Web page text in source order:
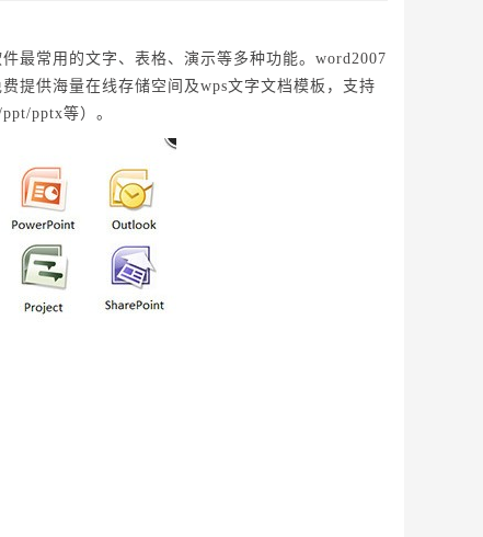
最常用的文字、表格、演示等多种功能。word2007
提供海量在线存储空间及wps文字文档模板，支持
xlsx/ppt/pptx等）。